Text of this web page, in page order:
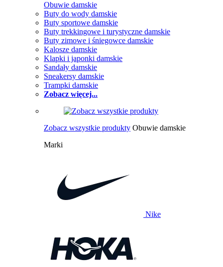
Obuwie damskie
Buty do wody damskie
Buty sportowe damskie
Buty trekkingowe i turystyczne damskie
Buty zimowe i śniegowce damskie
Kalosze damskie
Klapki i japonki damskie
Sandały damskie
Sneakersy damskie
Trampki damskie
Zobacz więcej...
Zobacz wszystkie produkty Obuwie damskie
Marki
Nike